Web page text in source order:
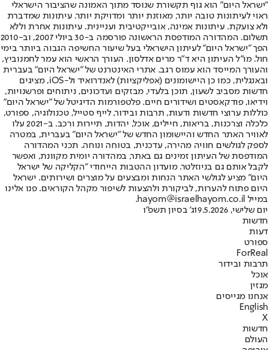
"ישראל היום" הוא גוף תקשורת שנוסד מתוך האמונה שהציבור הישראלי
ראוי לעיתונות טובה יותר, מאוזנת יותר ומדויקת יותר. עיתונות שמדברת
ולא צועקת. עיתונות אמינה, אובייקטיבית ועניינית. עיתונות אחרת וללא
תשלום. המהדורה המודפסת הראשונה פורסמה ב-30 ביולי 2007, וב-2010
הפך "ישראל היום" לעיתון הישראלי בעל שיעור החשיפה הגבוה ביותר בימי
חול. מו"ל העיתון היא ד"ר מרים אדלסון. העורך הראשי הוא עמר לחמנוביץ,
והעורך המייסד הוא עמוס רגב. אתרי האינטרנט של "ישראל היום" בעברית
ובאנגלית, כמו כן היישומונים (אפליקציות) לאנדרואיד ול-iOS, מציגים
חדשות מסביב לשעון, תוכן בלעדי, מבזקים ועדכונים, ניתוחים ופרשנויות,
וידיאו, פודקאסטים ושידורים חיים. פלטפורמות הדיגיטל של "ישראל היום"
כוללות ערוצי חדשות ודעות, תרבות ובידור, לייף סטייל, טכנולוגיה, ספורט,
כלכלה וצרכנות, בריאות, חיילים, אוכל, יהדות, תיירות ורכב. ב-2021 עלו
לאוויר האתר החדש והיישומון החדש של "ישראל היום" בעברית, במטרה
לספק לגולשים חוויה מהירה, עדכנית, בטוחה ונוחה. תכני המהדורה
המודפסת של העיתון זמינים גם באתר, במהדורה יומית מקוונת, ואפשר
לקבל אותם גם בניוזלטר. מועדון ההטבות הייחודי "הקליקה של ישראל
היום" מציע לגולשי האתר הנחות ומבצעים על מוצרים ושירותים. ישראל
היום פתוח להערות, לביקורת ולהצעות לשיפור מקהל הקוראים. פנו אלינו
במייל hayom@israelhayom.co.il.
יום שלישי, 19.5.2026
ג' בסיון תשפ"ו
חדשות
דעות
ספורט
ForReal
תרבות ובידור
אוכל
מגזין
אנחנו מגייסים
English
X
חדשות
העולם